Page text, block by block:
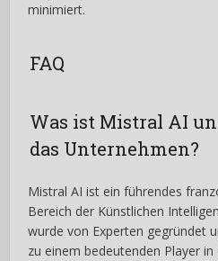
minimiert.
FAQ
Was ist Mistral AI
das Unternehmen?
Mistral AI ist ein führendes
Bereich der Künstlichen
wurde von Experten gegründet
zu einem bedeutenden Player